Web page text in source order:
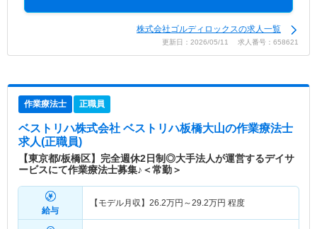
株式会社ゴルディロックスの求人一覧
更新日：2026/05/11 求人番号：658621
作業療法士 正職員
ベストリハ株式会社 ベストリハ板橋大山の作業療法士
求人(正職員)
【東京都/板橋区】完全週休2日制◎大手法人が運営するデイサ
ービスにて作業療法士募集♪＜常勤＞
給与
【モデル月収】 26.2万円～29.2万円 程度